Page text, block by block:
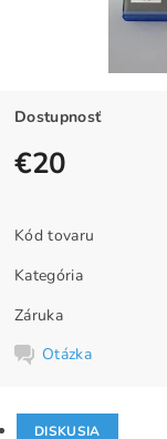
Dostupnosť
€20
Kód tovaru
Kategória
Záruka
Otázka
DISKUSIA